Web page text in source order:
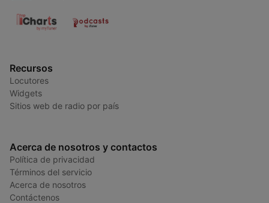
Recursos
Locutores
Widgets
Sitios web de radio por país
Acerca de nosotros y contactos
Política de privacidad
Términos del servicio
Acerca de nosotros
Contáctenos